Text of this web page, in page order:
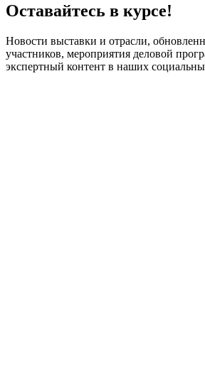
Оставайтесь в курсе!
Новости выставки и отрасли,
участников, мероприятия деловой
экспертный контент в наших